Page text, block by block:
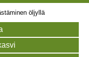
öljyllä